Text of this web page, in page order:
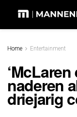
Home Entertainment
naderen
driejarig